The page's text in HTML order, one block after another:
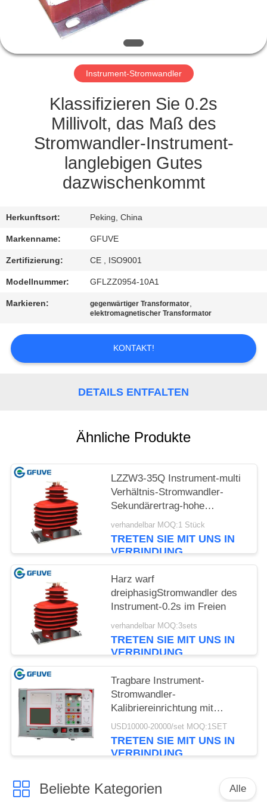
TRETEN
SIE
MIT
VERBINDUNG
NACHRICHTEN
SIE
EIN
ZITAT
PRIVACY
POLICY
Instrument-Stromwandler
Klassifizieren Sie 0.2s
Millivolt, das Maß des
Stromwandler-Instrument-
langlebigen Gutes
dazwischenkommt
Herkunftsort: Peking, China
Markenname: GFUVE
Zertifizierung: CE , ISO9001
Modellnummer: GFLZZ0954-10A1
Markieren: gegenwärtiger Transformator,
elektromagnetischer Transformator
KONTAKT!
DETAILS ENTFALTEN
Ähnliche Produkte
LZZW3-35Q Instrument-multi
Verhältnis-Stromwandler-
Sekundärertrag-hohe
Genauigkeit
verhandelbar MOQ:1 Stück
TRETEN SIE MIT UNS IN
VERBINDUNG
Harz warf
dreiphasigStromwandler des
Instrument-0.2s im Freien
verhandelbar MOQ:3sets
TRETEN SIE MIT UNS IN
VERBINDUNG
Tragbare Instrument-
Stromwandler-
Kalibriereinrichtung mit
Drehungs-Verhältnis 5000/1
zu 25000/5A
USD10000-20000/set MOQ:1SET
TRETEN SIE MIT UNS IN
VERBINDUNG
Beliebte Kategorien Alle